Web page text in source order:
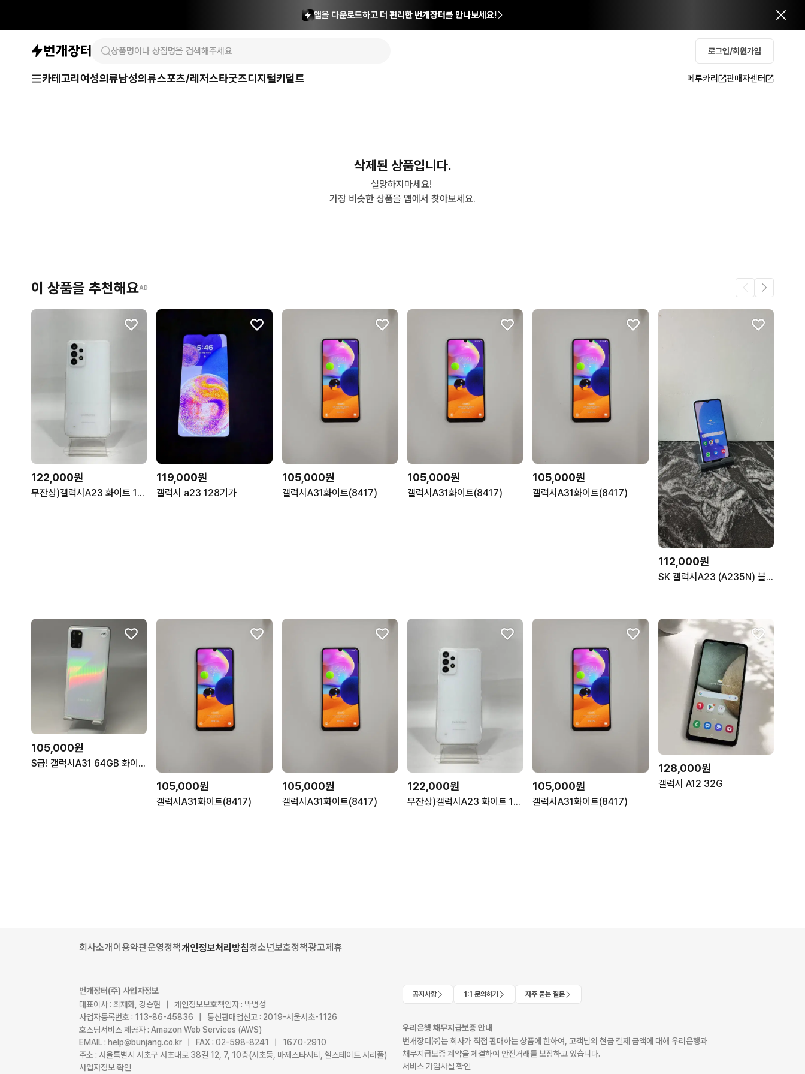
앱을 다운로드하고 더 편리한 번개장터를 만나보세요!
로그인/회원가입
카테고리 여성의류남성의류스포츠/레저스타굿즈디지털키덜트 메루카리 판매자센터
삭제된 상품입니다.
실망하지마세요!
가장 비슷한 상품을 앱에서 찾아보세요.
이 상품을 추천해요AD
122,000원
무잔상)갤럭시A23 화이트 128GB Y2076
119,000원
갤럭시 a23 128기가
105,000원
갤럭시A31화이트(8417)
105,000원
갤럭시A31화이트(8417)
105,000원
갤럭시A31화이트(8417)
112,000원
SK 갤럭시A23 (A235N) 블루 128기가 (2156181)
105,000원
S급! 갤럭시A31 64GB 화이트 [품번 447]
105,000원
갤럭시A31화이트(8417)
105,000원
갤럭시A31화이트(8417)
122,000원
무잔상)갤럭시A23 화이트 128GB Y2076
105,000원
갤럭시A31화이트(8417)
128,000원
갤럭시 A12 32G
회사소개 이용약관운영정책개인정보처리방침청소년보호정책광고제휴
번개장터(주) 사업자정보
대표이사 : 최재화, 강승현 | 개인정보보호책임자 : 박병성
사업자등록번호 : 113-86-45836 | 통신판매업신고 : 2019-서울서초-1126
호스팅서비스 제공자 : Amazon Web Services (AWS)
EMAIL : help@bunjang.co.kr | FAX : 02-598-8241 | 1670-2910
주소 : 서울특별시 서초구 서초대로 38길 12, 7, 10층(서초동, 마제스타시티, 힐스테이트 서리풀)
사업자정보 확인
공지사항 1:1 문의하기 자주 묻는 질문
우리은행 채무지급보증 안내
번개장터㈜는 회사가 직접 판매하는 상품에 한하여, 고객님의 현금 결제 금액에 대해 우리은행과
채무지급보증 계약을 체결하여 안전거래를 보장하고 있습니다.
서비스 가입사실 확인